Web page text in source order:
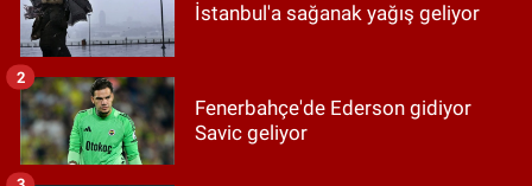
İstanbul'a sağanak yağış geliyor
Fenerbahçe'de Ederson gidiyor
Savic geliyor
2